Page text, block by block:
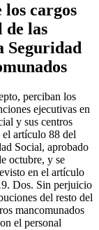
cargos
de las
Seguridad
perciban los
ejecutivas en
y sus centros
el artículo 88 del
Social, aprobado
octubre, y se
en el artículo
Dos. Sin perjuicio
del resto del
mancomunados
el personal